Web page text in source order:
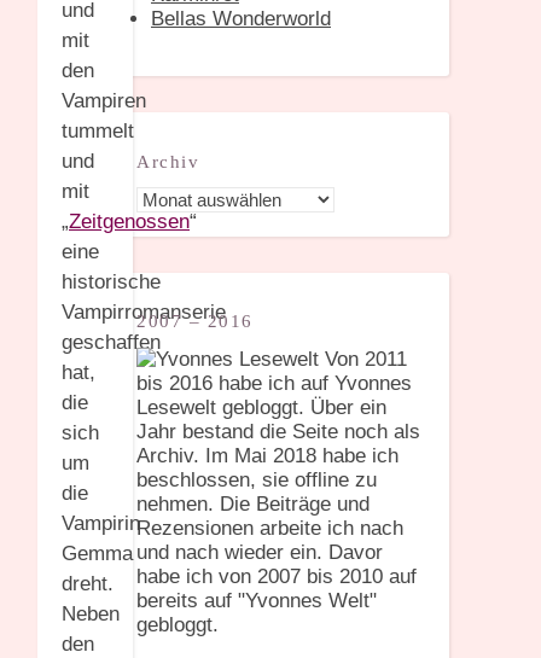
und
mit
den
Vampiren
tummelt
und
mit
„Zeitgenossen“
eine
historische
Vampirromanserie
geschaffen
hat,
die
sich
um
die
Vampirin
Gemma
dreht.
Neben
den
Bellas Wonderworld
Archiv
Archiv
2007 – 2016
Von 2011
bis 2016 habe ich auf Yvonnes
Lesewelt gebloggt. Über ein
Jahr bestand die Seite noch als
Archiv. Im Mai 2018 habe ich
beschlossen, sie offline zu
nehmen. Die Beiträge und
Rezensionen arbeite ich nach
und nach wieder ein. Davor
habe ich von 2007 bis 2010 auf
bereits auf "Yvonnes Welt"
gebloggt.